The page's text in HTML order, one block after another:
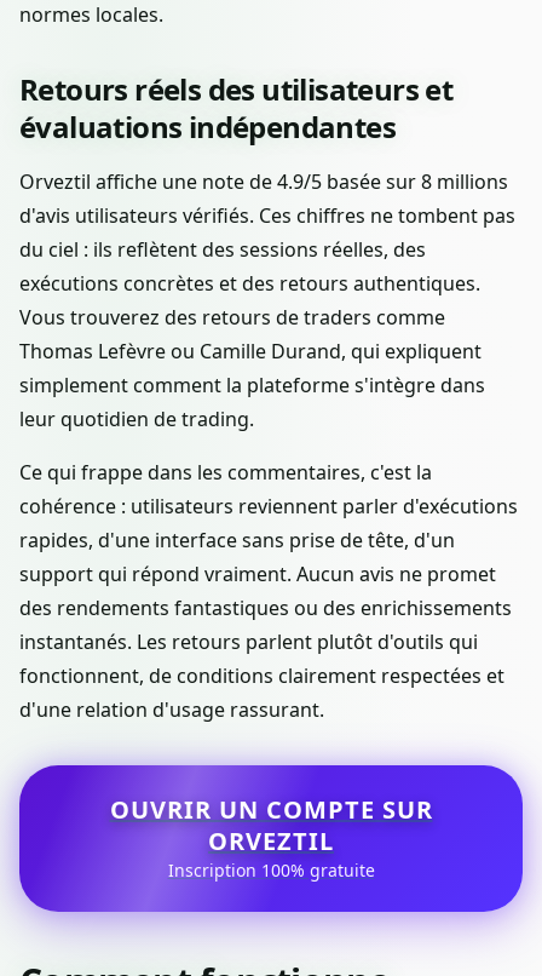
normes locales.
Retours réels des utilisateurs et
évaluations indépendantes
Orveztil affiche une note de 4.9/5 basée sur 8 millions
d'avis utilisateurs vérifiés. Ces chiffres ne tombent pas
du ciel : ils reflètent des sessions réelles, des
exécutions concrètes et des retours authentiques.
Vous trouverez des retours de traders comme
Thomas Lefèvre ou Camille Durand, qui expliquent
simplement comment la plateforme s'intègre dans
leur quotidien de trading.
Ce qui frappe dans les commentaires, c'est la
cohérence : utilisateurs reviennent parler d'exécutions
rapides, d'une interface sans prise de tête, d'un
support qui répond vraiment. Aucun avis ne promet
des rendements fantastiques ou des enrichissements
instantanés. Les retours parlent plutôt d'outils qui
fonctionnent, de conditions clairement respectées et
d'une relation d'usage rassurant.
OUVRIR UN COMPTE SUR
ORVEZTIL
Inscription 100% gratuite